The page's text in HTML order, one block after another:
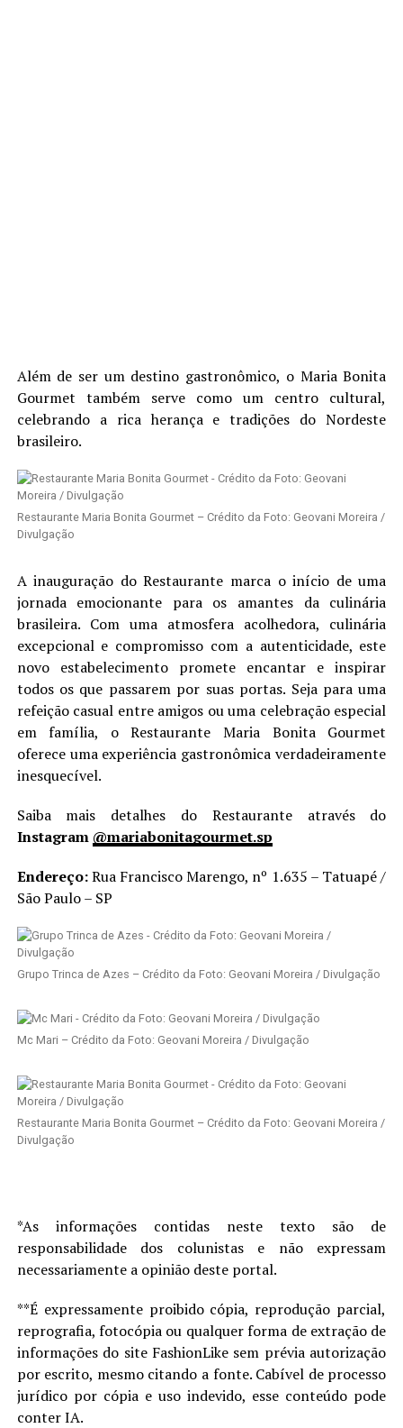
Além de ser um destino gastronômico, o Maria Bonita
Gourmet também serve como um centro cultural,
celebrando a rica herança e tradições do Nordeste
brasileiro.
Restaurante Maria Bonita Gourmet – Crédito da Foto: Geovani Moreira /
Divulgação
A inauguração do Restaurante marca o início de uma
jornada emocionante para os amantes da culinária
brasileira. Com uma atmosfera acolhedora, culinária
excepcional e compromisso com a autenticidade, este
novo estabelecimento promete encantar e inspirar
todos os que passarem por suas portas. Seja para uma
refeição casual entre amigos ou uma celebração especial
em família, o Restaurante Maria Bonita Gourmet
oferece uma experiência gastronômica verdadeiramente
inesquecível.
Saiba mais detalhes do Restaurante através do
Instagram @mariabonitagourmet.sp
Endereço:Rua Francisco Marengo, nº 1.635 – Tatuapé /
São Paulo – SP
Grupo Trinca de Azes – Crédito da Foto: Geovani Moreira / Divulgação
Mc Mari – Crédito da Foto: Geovani Moreira / Divulgação
Restaurante Maria Bonita Gourmet – Crédito da Foto: Geovani Moreira /
Divulgação
*As informações contidas neste texto são de
responsabilidade dos colunistas e não expressam
necessariamente a opinião deste portal.
**É expressamente proibido cópia, reprodução parcial,
reprografia, fotocópia ou qualquer forma de extração de
informações do site FashionLike sem prévia autorização
por escrito, mesmo citando a fonte. Cabível de processo
jurídico por cópia e uso indevido, esse conteúdo pode
conter IA.